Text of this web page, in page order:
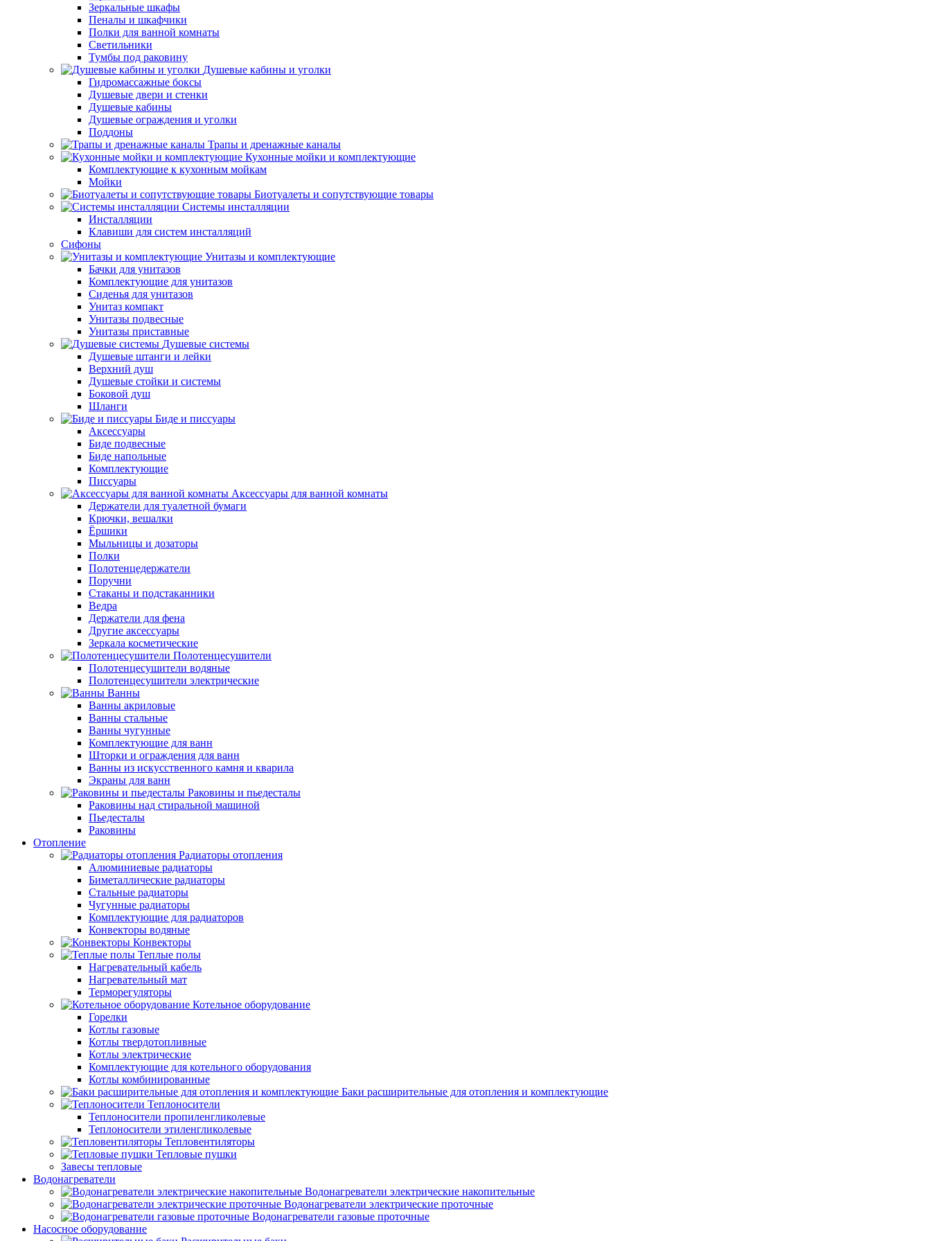
Зеркальные шкафы
Пеналы и шкафчики
Полки для ванной комнаты
Светильники
Тумбы под раковину
Душевые кабины и уголки
Гидромассажные боксы
Душевые двери и стенки
Душевые кабины
Душевые ограждения и уголки
Поддоны
Трапы и дренажные каналы
Кухонные мойки и комплектующие
Комплектующие к кухонным мойкам
Мойки
Биотуалеты и сопутствующие товары
Системы инсталляции
Инсталляции
Клавиши для систем инсталляций
Сифоны
Унитазы и комплектующие
Бачки для унитазов
Комплектующие для унитазов
Сиденья для унитазов
Унитаз компакт
Унитазы подвесные
Унитазы приставные
Душевые системы
Душевые штанги и лейки
Верхний душ
Душевые стойки и системы
Боковой душ
Шланги
Биде и писсуары
Аксессуары
Биде подвесные
Биде напольные
Комплектующие
Писсуары
Аксессуары для ванной комнаты
Держатели для туалетной бумаги
Крючки, вешалки
Ёршики
Мыльницы и дозаторы
Полки
Полотенцедержатели
Поручни
Стаканы и подстаканники
Ведра
Держатели для фена
Другие аксессуары
Зеркала косметические
Полотенцесушители
Полотенцесушители водяные
Полотенцесушители электрические
Ванны
Ванны акриловые
Ванны стальные
Ванны чугунные
Комплектующие для ванн
Шторки и ограждения для ванн
Ванны из искусственного камня и кварила
Экраны для ванн
Раковины и пьедесталы
Раковины над стиральной машиной
Пьедесталы
Раковины
Отопление
Радиаторы отопления
Алюминиевые радиаторы
Биметаллические радиаторы
Стальные радиаторы
Чугунные радиаторы
Комплектующие для радиаторов
Конвекторы водяные
Конвекторы
Теплые полы
Нагревательный кабель
Нагревательный мат
Терморегуляторы
Котельное оборудование
Горелки
Котлы газовые
Котлы твердотопливные
Котлы электрические
Комплектующие для котельного оборудования
Котлы комбинированные
Баки расширительные для отопления и комплектующие
Теплоносители
Теплоносители пропиленгликолевые
Теплоносители этиленгликолевые
Тепловентиляторы
Тепловые пушки
Завесы тепловые
Водонагреватели
Водонагреватели электрические накопительные
Водонагреватели электрические проточные
Водонагреватели газовые проточные
Насосное оборудование